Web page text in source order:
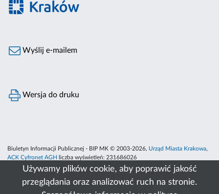
Używamy plików cookie, aby poprawić jakość
przeglądania oraz analizować ruch na stronie.
Wyślij e-mailem
Wersja do druku
Biuletyn Informacji Publicznej - BIP MK © 2003-2026, Urząd Miasta Krakowa,
ACK Cyfronet AGH
liczba wyświetleń: 231686026